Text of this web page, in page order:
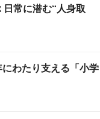
常に潜む“人身取
わたり支える「小学